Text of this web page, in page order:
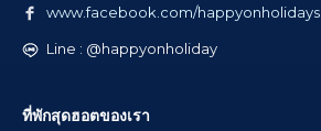
www.facebook.com/happyonholidays
Line : @happyonholiday
ที่พักสุดฮอตของเรา